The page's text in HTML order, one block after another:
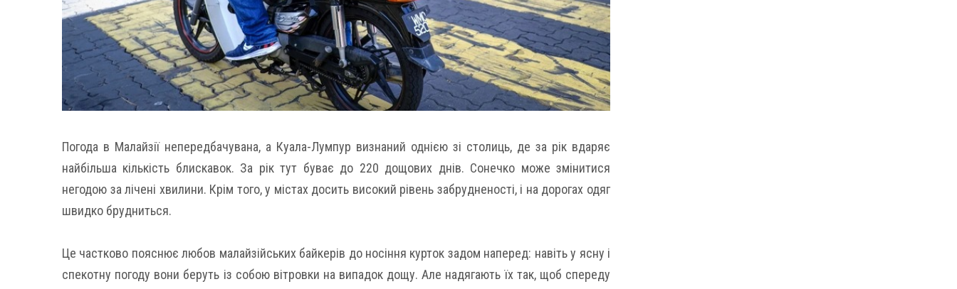
Погода в Малайзії непередбачувана, а Куала-Лумпур визнаний однією зі столиць, де за рік вдаряє
найбільша кількість блискавок. За рік тут буває до 220 дощових днів. Сонечко може змінитися
негодою за лічені хвилини. Крім того, у містах досить високий рівень забрудненості, і на дорогах одяг
швидко брудниться.
Це частково пояснює любов малайзійських байкерів до носіння курток задом наперед: навіть у ясну і
спекотну погоду вони беруть із собою вітровки на випадок дощу. Але надягають їх так, щоб спереду